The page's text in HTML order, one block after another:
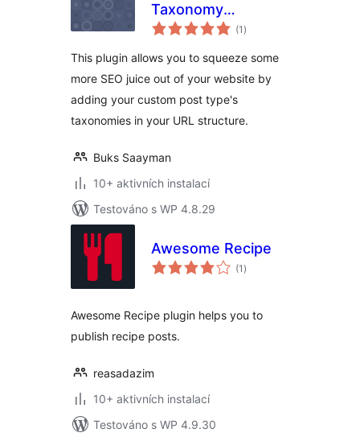
Taxonomy
Hierarchy SEO with
Support
(1 celkové
hodnocení
)
This plugin allows you to squeeze some
more SEO juice out of your website by
adding your custom post type's
taxonomies in your URL structure.
Buks Saayman
10+ aktivních instalací
Testováno s WP 4.8.29
Awesome Recipe
(1 celkové
hodnocení
)
Awesome Recipe plugin helps you to
publish recipe posts.
reasadazim
10+ aktivních instalací
Testováno s WP 4.9.30